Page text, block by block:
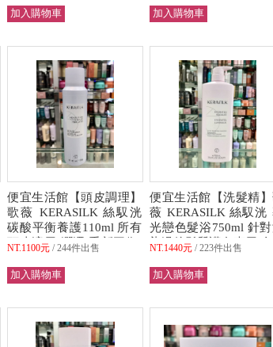
便宜生活館【頭皮調理】
歌薇 KERASILK 絲馭洸
碳酸平衡養護110ml 所有
頭皮適用(潤澤/重新平衡)
NT.1100元 244件出售
便宜生活館【洗髮精
薇 KERASILK 絲馭洸
光戀色髮浴750ml 針
染過後髮質護色專用 全
NT.1440元 223件出售